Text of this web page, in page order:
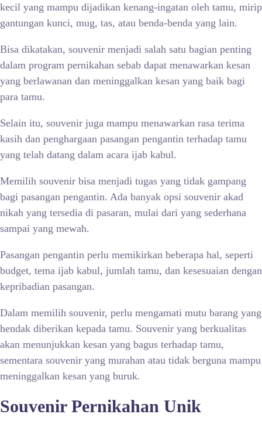
kecil yang mampu dijadikan kenang-ingatan oleh tamu, mirip
gantungan kunci, mug, tas, atau benda-benda yang lain.
Bisa dikatakan, souvenir menjadi salah satu bagian penting
dalam program pernikahan sebab dapat menawarkan kesan
yang berlawanan dan meninggalkan kesan yang baik bagi
para tamu.
Selain itu, souvenir juga mampu menawarkan rasa terima
kasih dan penghargaan pasangan pengantin terhadap tamu
yang telah datang dalam acara ijab kabul.
Memilih souvenir bisa menjadi tugas yang tidak gampang
bagi pasangan pengantin. Ada banyak opsi souvenir akad
nikah yang tersedia di pasaran, mulai dari yang sederhana
sampai yang mewah.
Pasangan pengantin perlu memikirkan beberapa hal, seperti
budget, tema ijab kabul, jumlah tamu, dan kesesuaian dengan
kepribadian pasangan.
Dalam memilih souvenir, perlu mengamati mutu barang yang
hendak diberikan kepada tamu. Souvenir yang berkualitas
akan menunjukkan kesan yang bagus terhadap tamu,
sementara souvenir yang murahan atau tidak berguna mampu
meninggalkan kesan yang buruk.
Souvenir Pernikahan Unik